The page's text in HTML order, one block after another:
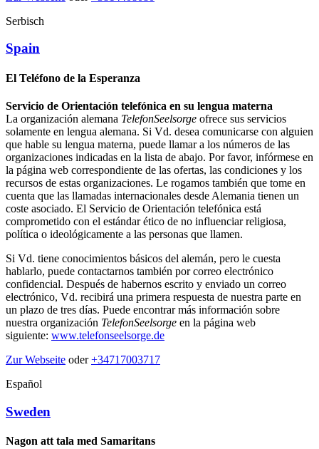
Serbisch
Spain
El Teléfono de la Esperanza
Servicio de Orientación telefónica en su lengua materna
La organización alemana TelefonSeelsorge ofrece sus servicios
solamente en lengua alemana. Si Vd. desea comunicarse con alguien
que hable su lengua materna, puede llamar a los números de las
organizaciones indicadas en la lista de abajo. Por favor, infórmese en
la página web correspondiente de las ofertas, las condiciones y los
recursos de estas organizaciones. Le rogamos también que tome en
cuenta que las llamadas internacionales desde Alemania tienen un
coste asociado. El Servicio de Orientación telefónica está
comprometido con el estándar ético de no influenciar religiosa,
política o ideológicamente a las personas que llamen.
Si Vd. tiene conocimientos básicos del alemán, pero le cuesta
hablarlo, puede contactarnos también por correo electrónico
confidencial. Después de habernos escrito y enviado un correo
electrónico, Vd. recibirá una primera respuesta de nuestra parte en
un plazo de tres días. Puede encontrar más información sobre
nuestra organización TelefonSeelsorge en la página web
siguiente: www.telefonseelsorge.de
Zur Webseite oder +34717003717
Español
Sweden
Nagon att tala med Samaritans